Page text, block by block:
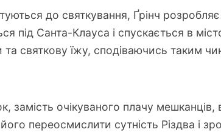
до святкування, Ґрінч
під Санта-Клауса і спускається в
святкову їжу, сподіваючись таким
замість очікуваного плачу мешканців,
переосмислити сутність Різдва і